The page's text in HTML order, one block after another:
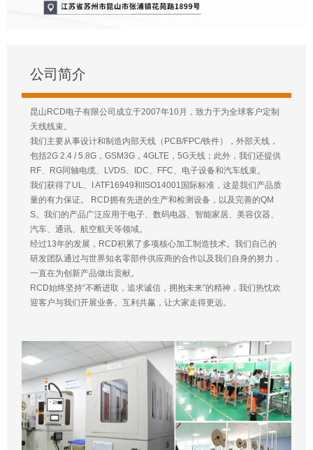
公司简介
昆山RCD电子有限公司成立于2007年10月，致力于为全球客户定制
天线线束。
我们主要从事设计和制造内部天线（PCB/FPC/铁件），外部天线，
包括2G 2.4 / 5.8G，GSM3G，4GLTE，5G天线；此外，我们还提供
RF、RG同轴电缆、LVDS、IDC、FFC、电子设备和汽车线束。
我们获得了UL、I ATF16949和ISO14001国际标准，这是我们产品质
量的有力保证。 RCD拥有先进的生产和检测设备，以及完善的QM
S。我们的产品广泛应用于电子、数码电器、智能家居、美容仪器、
汽车、通讯、航空航天等领域。
经过13年的发展，RCD积累了多项核心加工制造技术。我们自己的
研发团队通过与世界知名零部件供应商的合作以及我们自身的努力，
一直在为创新产品做出贡献。
RCD始终坚持“不断进取，追求诚信，拥抱未来”的精神，我们热忱欢
迎客户与我们开展业务。互利共赢，让大家走得更远。